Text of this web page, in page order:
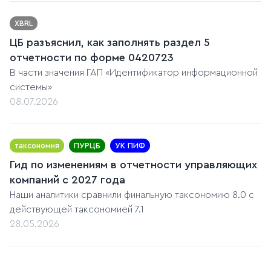
XBRL
ЦБ разъяснил, как заполнять раздел 5
отчетности по форме 0420723
В части значения ГАП «Идентификатор информационной
системы»
08.07.2026
таксономия ПУРЦБ УК ПИФ
Гид по изменениям в отчетности управляющих
компаний с 2027 года
Наши аналитики сравнили финальную таксономию 8.0 с
действующей таксономией 7.1
28.05.2026